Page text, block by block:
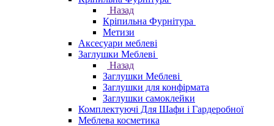
Назад
Кріпильна Фурнітура
Метизи
Аксесуари меблеві
Заглушки Меблеві
Назад
Заглушки Меблеві
Заглушки для конфірмата
Заглушки самоклейки
Комплектуючі Для Шафи і Гардеробної
Меблева косметика